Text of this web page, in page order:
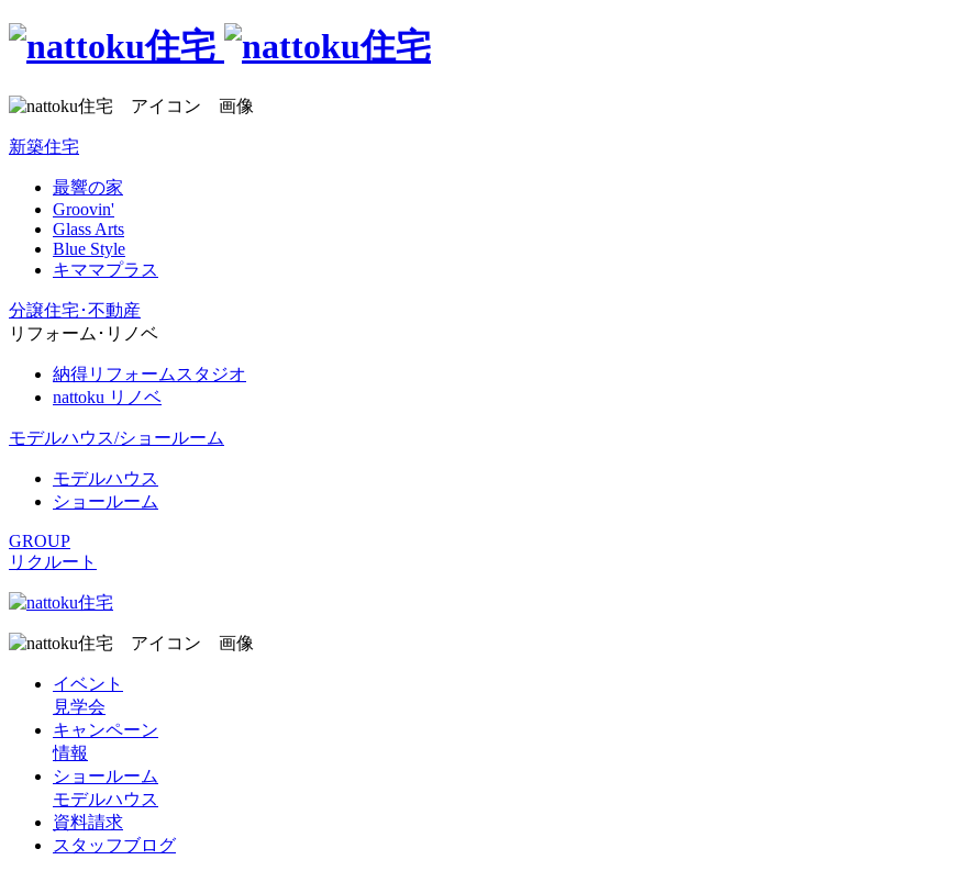
新築住宅
最響の家
Groovin'
Glass Arts
Blue Style
キママプラス
分譲住宅･不動産
リフォーム･リノベ
納得リフォームスタジオ
nattoku リノベ
モデルハウス/ショールーム
モデルハウス
ショールーム
GROUP
リクルート
イベント
見学会
キャンペーン
情報
ショールーム
モデルハウス
資料請求
スタッフブログ